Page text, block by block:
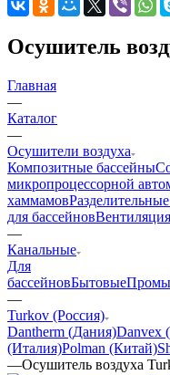
Осушитель
Главная
—
Каталог
—
Осушители воздуха
Композитные бассейны
микропроцессорной
хаммамов
для бассейнов
—
Канальные
Для
бассейновБытовые
—
Turkov (Россия)
Dantherm (Дания)Danvex
(Италия)Polman (Китай)
—Осушитель воздуха